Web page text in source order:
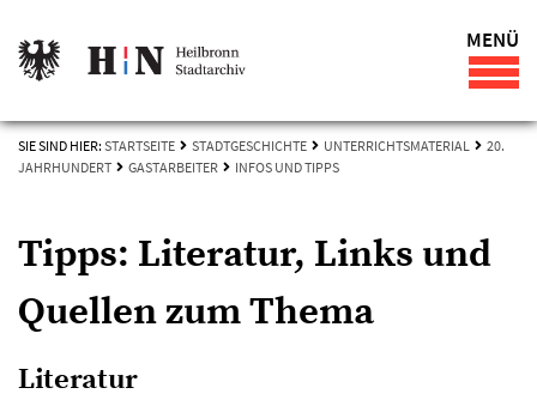
MENÜ
SIE SIND HIER: STARTSEITE STADTGESCHICHTE UNTERRICHTSMATERIAL
20.
JAHRHUNDERT
GASTARBEITER INFOS UND TIPPS
Tipps: Literatur, Links und
Quellen zum Thema
Literatur